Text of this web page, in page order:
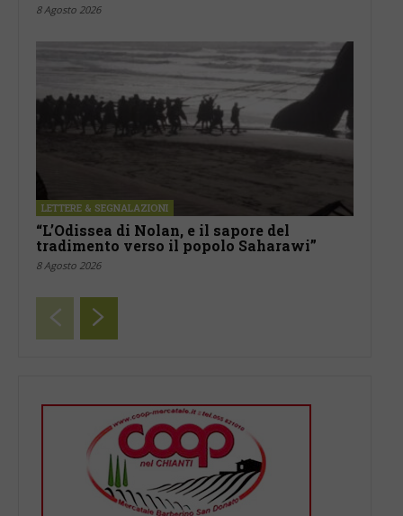
8 Agosto 2026
LETTERE & SEGNALAZIONI
“L’Odissea di Nolan, e il sapore del
tradimento verso il popolo Saharawi”
8 Agosto 2026